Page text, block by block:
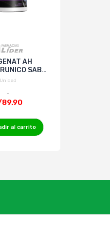
AH
SAB
ARANDANO x 500 g
Unidad
89.90
al carrito